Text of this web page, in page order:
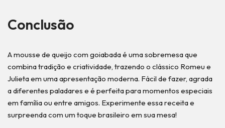
Conclusão
A mousse de queijo com goiabada é uma sobremesa que
combina tradição e criatividade, trazendo o clássico Romeu e
Julieta em uma apresentação moderna. Fácil de fazer, agrada
a diferentes paladares e é perfeita para momentos especiais
em família ou entre amigos. Experimente essa receita e
surpreenda com um toque brasileiro em sua mesa!